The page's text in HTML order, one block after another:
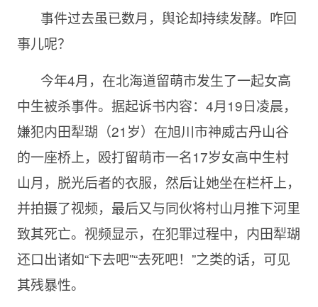
事件过去虽已数月，舆论却持续发酵。咋回
事儿呢？
今年4月，在北海道留萌市发生了一起女高
中生被杀事件。据起诉书内容：4月19日凌晨，
嫌犯内田犁瑚（21岁）在旭川市神威古丹山谷
的一座桥上，殴打留萌市一名17岁女高中生村
山月，脱光后者的衣服，然后让她坐在栏杆上，
并拍摄了视频，最后又与同伙将村山月推下河里
致其死亡。视频显示，在犯罪过程中，内田犁瑚
还口出诸如“下去吧”“去死吧！”之类的话，可见
其残暴性。